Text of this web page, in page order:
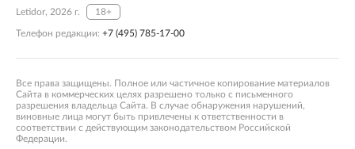
Letidor, 2026 г. 18+
Телефон редакции: +7 (495) 785-17-00
Все права защищены. Полное или частичное копирование материалов
Сайта в коммерческих целях разрешено только с письменного
разрешения владельца Сайта. В случае обнаружения нарушений,
виновные лица могут быть привлечены к ответственности в
соответствии с действующим законодательством Российской
Федерации.